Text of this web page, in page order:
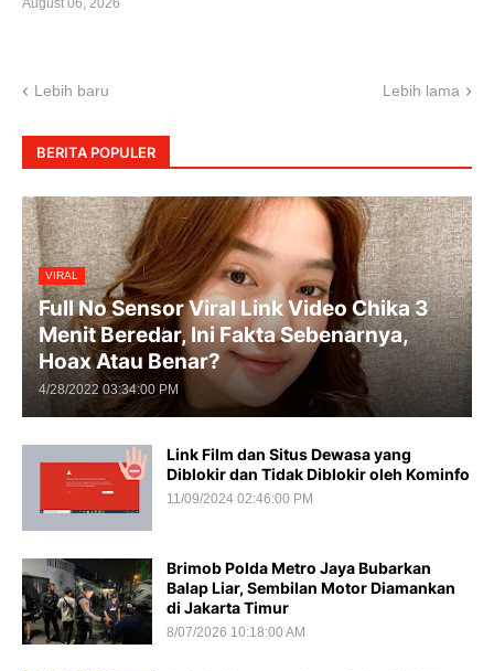
August 06, 2026
Lebih baru Lebih lama
BERITA POPULER
VIRAL
Full No Sensor Viral Link Video Chika 3
Menit Beredar, Ini Fakta Sebenarnya,
Hoax Atau Benar?
4/28/2022 03:34:00 PM
Link Film dan Situs Dewasa yang
Diblokir dan Tidak Diblokir oleh Kominfo
11/09/2024 02:46:00 PM
Brimob Polda Metro Jaya Bubarkan
Balap Liar, Sembilan Motor Diamankan
di Jakarta Timur
8/07/2026 10:18:00 AM